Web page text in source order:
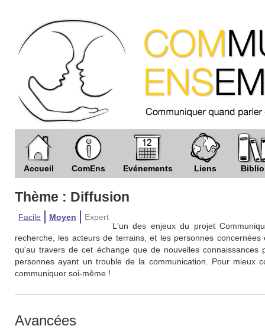
Accueil ComEns Evénements Liens Biblio
Thème : Diffusion
Facile Moyen
Expert
L'un des enjeux du projet
recherche, les acteurs de terrains, et les personnes
qu'au travers de cet échange que de nouvelles
personnes ayant un trouble de la communication. Pour mieux
communiquer soi-même !
Avancées